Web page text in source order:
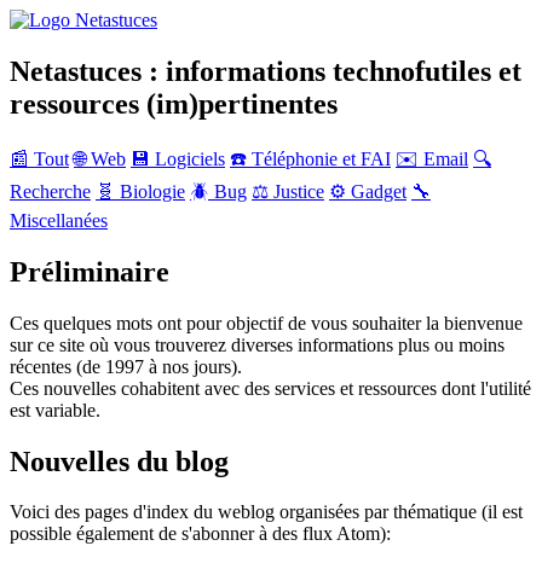
Netastuces : informations technofutiles et
ressources (im)pertinentes
📰 Tout 🌐 Web 💾 Logiciels ☎️ Téléphonie et FAI ✉️ Email 🔍
Recherche 🧬 Biologie 🪲 Bug ⚖️ Justice ⚙️ Gadget 🔧
Miscellanées
Préliminaire
Ces quelques mots ont pour objectif de vous souhaiter la bienvenue
sur ce site où vous trouverez diverses informations plus ou moins
récentes (de 1997 à nos jours).
Ces nouvelles cohabitent avec des services et ressources dont l'utilité
est variable.
Nouvelles du blog
Voici des pages d'index du weblog organisées par thématique (il est
possible également de s'abonner à des flux Atom):